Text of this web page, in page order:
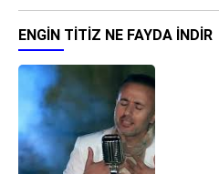
ENGIN TITIZ NE FAYDA İNDIR